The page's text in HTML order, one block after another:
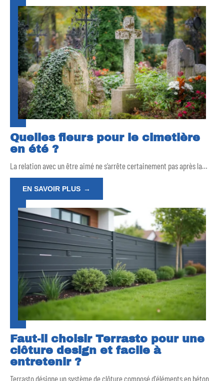
Quelles fleurs pour le cimetière
en été ?
La relation avec un être aimé ne s’arrête certainement pas après la…
EN SAVOIR PLUS
Faut-il choisir Terrasto pour une
clôture design et facile à
entretenir ?
Terrasto désigne un système de clôture composé d'éléments en béton